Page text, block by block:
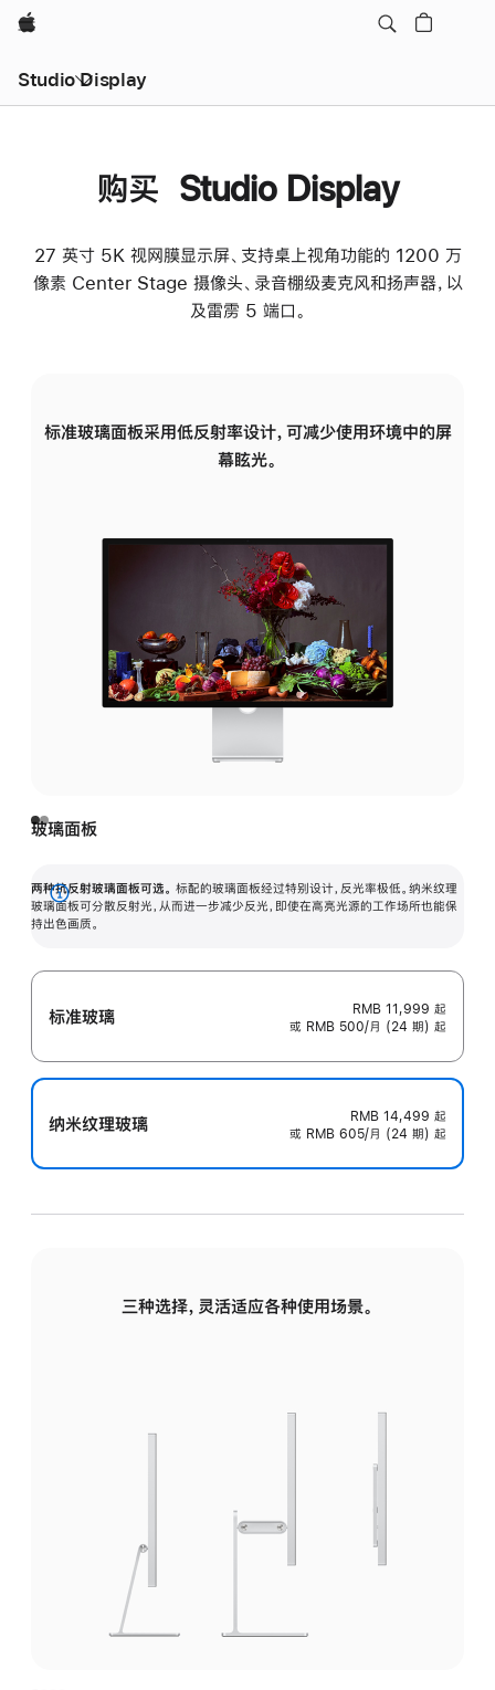
Apple
Studio Display
购买 Studio Display
27 英寸 5K 视网膜显示屏、支持桌上视角功能的 1200 万
像素 Center Stage 摄像头、录音棚级麦克风和扬声器，以
及雷雳 5 端口。
标准玻璃面板采用低反射率设计，可减少使用环境中的屏
幕眩光。
玻璃面板
两种抗反射玻璃面板可选。 标配的玻璃面板经过特别设计，反光率极低。纳米纹理
玻璃面板可分散反射光，从而进一步减少反光，即使在高亮光源的工作场所也能保
持出色画质。
展
开
标准玻璃 RMB 11,999 起
或 RMB 500/月 (24 期) 起
纳米纹理玻璃 RMB 14,499 起
或 RMB 605/月 (24 期) 起
三种选择，灵活适应各种使用场景。